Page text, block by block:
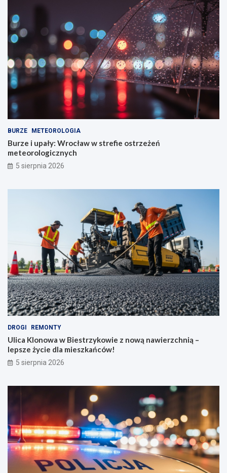
BURZE METEOROLOGIA
Burze i upały: Wrocław w strefie ostrzeżeń
meteorologicznych
5 sierpnia 2026
DROGI REMONTY
Ulica Klonowa w Biestrzykowie z nową nawierzchnią –
lepsze życie dla mieszkańców!
5 sierpnia 2026